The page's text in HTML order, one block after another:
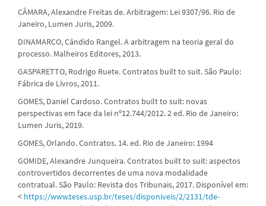
CÂMARA, Alexandre Freitas de. Arbitragem: Lei 9307/96. Rio de
Janeiro, Lumen Juris, 2009.
DINAMARCO, Cândido Rangel. A arbitragem na teoria geral do
processo. Malheiros Editores, 2013.
GASPARETTO, Rodrigo Ruete. Contratos built to suit. São Paulo:
Fábrica de Livros, 2011.
GOMES, Daniel Cardoso. Contratos built to suit: novas
perspectivas em face da lei nº12.744/2012. 2 ed. Rio de Janeiro:
Lumen Juris, 2019.
GOMES, Orlando. Contratos. 14. ed. Rio de Janeiro: 1994
GOMIDE, Alexandre Junqueira. Contratos built to suit: aspectos
controvertidos decorrentes de uma nova modalidade
contratual. São Paulo: Revista dos Tribunais, 2017. Disponível em:
< https://www.teses.usp.br/teses/disponiveis/2/2131/tde-